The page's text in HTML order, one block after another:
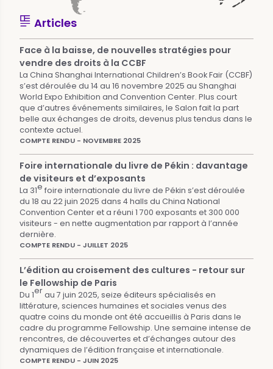
Articles
Face à la baisse, de nouvelles stratégies pour
vendre des droits à la CCBF
La China Shanghai International Children’s Book Fair (CCBF)
s’est déroulée du 14 au 16 novembre 2025 au Shanghai
World Expo Exhibition and Convention Center. Plus court
que d’autres événements similaires, le Salon fait la part
belle aux échanges de droits, devenus plus tendus dans le
contexte actuel.
COMPTE RENDU - NOVEMBRE 2025
Foire internationale du livre de Pékin : davantage
de visiteurs et d’exposants
La 31e foire internationale du livre de Pékin s’est déroulée
du 18 au 22 juin 2025 dans 4 halls du China National
Convention Center et a réuni 1 700 exposants et 300 000
visiteurs - en nette augmentation par rapport à l’année
dernière.
COMPTE RENDU - JUILLET 2025
L’édition au croisement des cultures - retour sur
le Fellowship de Paris
Du 1erau 7 juin 2025, seize éditeurs spécialisés en
littérature, sciences humaines et sociales venus des
quatre coins du monde ont été accueillis à Paris dans le
cadre du programme Fellowship. Une semaine intense de
rencontres, de découvertes et d’échanges autour des
dynamiques de l’édition française et internationale.
COMPTE RENDU - JUIN 2025